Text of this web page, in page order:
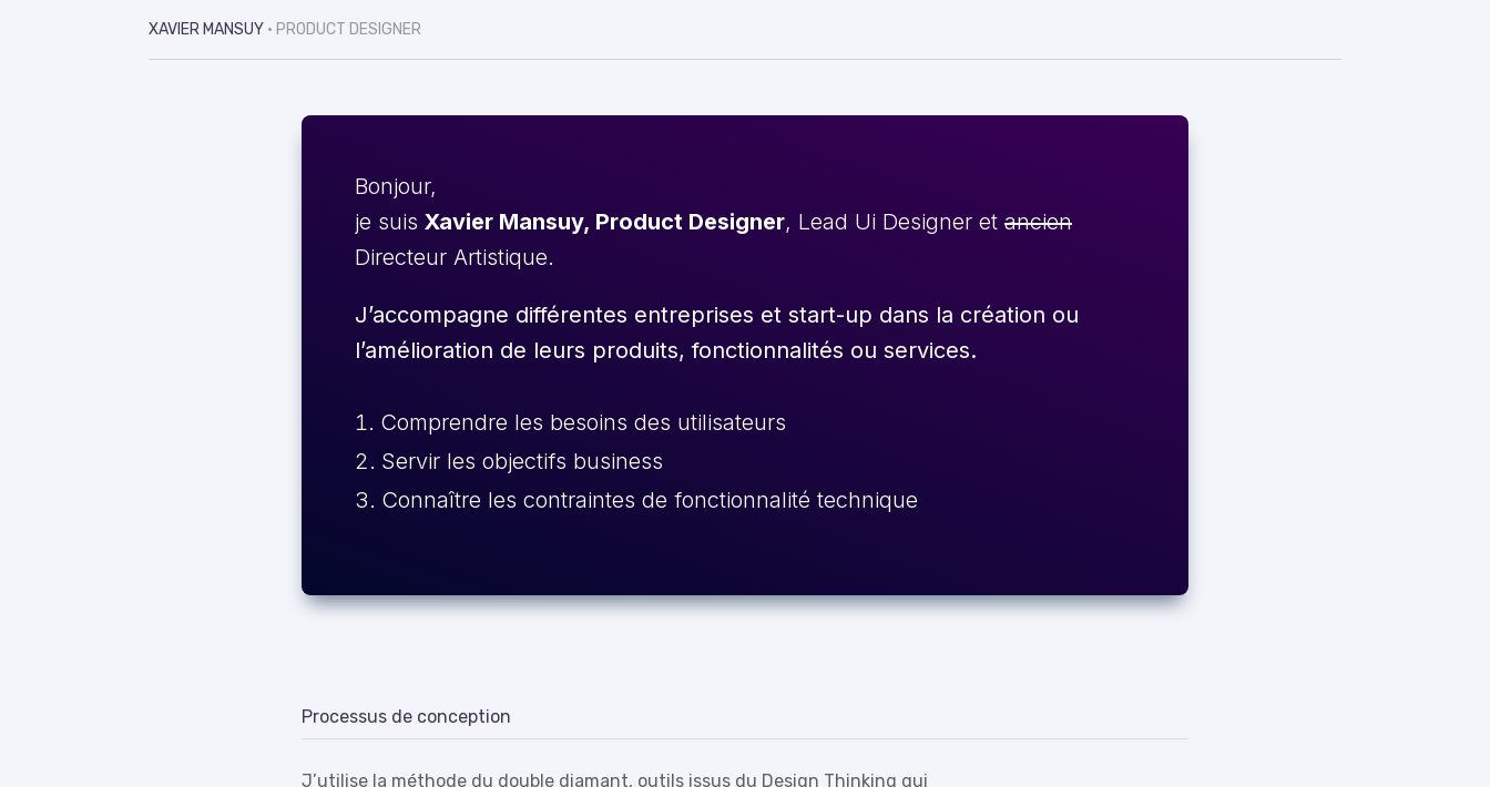
XAVIER MANSUY • PRODUCT DESIGNER
Bonjour,
je suis Xavier Mansuy, Product Designer, Lead Ui Designer et ancien
Directeur Artistique.
J’accompagne différentes entreprises et start-up dans la création ou
l’amélioration de leurs produits, fonctionnalités ou services.
Comprendre les besoins des utilisateurs
Servir les objectifs business
Connaître les contraintes de fonctionnalité technique
Processus de conception
J’utilise la méthode du double diamant, outils issus du Design Thinking qui